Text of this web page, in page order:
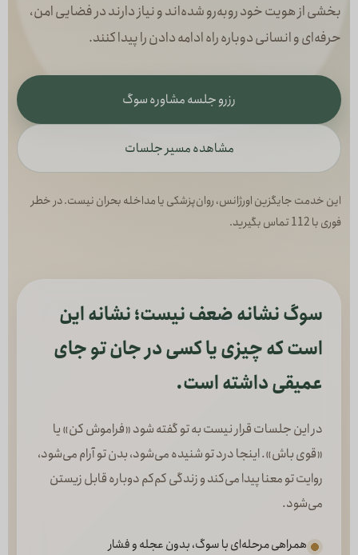
بخشی از هویت خود روبه‌رو شده‌اند و نیاز دارند در فضایی امن،
حرفه‌ای و انسانی دوباره راه ادامه دادن را پیدا کنند.
رزرو جلسه مشاوره سوگ
مشاهده مسیر جلسات
این خدمت جایگزین اورژانس، روان‌پزشکی یا مداخله بحران نیست. در خطر
فوری با 112 تماس بگیرید.
سوگ نشانه ضعف نیست؛ نشانه این
است که چیزی یا کسی در جان تو جای
عمیقی داشته است.
در این جلسات قرار نیست به تو گفته شود «فراموش کن» یا
«قوی باش». اینجا درد تو شنیده می‌شود، بدن تو آرام می‌شود،
روایت تو معنا پیدا می‌کند و زندگی کم‌کم دوباره قابل زیستن
می‌شود.
همراهی مرحله‌ای با سوگ، بدون عجله و فشار